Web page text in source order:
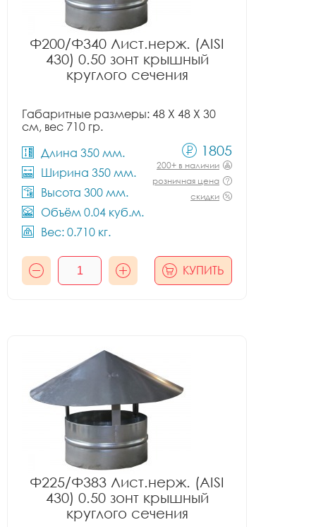
Ф200/Ф340 Лист.нерж. (AISI
430) 0.50 зонт крышный
круглого сечения
Габаритные размеры: 48 X 48 X 30
см, вес 710 гр.
Длина 350 мм.
Ширина 350 мм.
Высота 300 мм.
Объём 0.04 куб.м.
Вес: 0.710 кг.
1805
200+ в наличии
розничная цена
скидки
КУПИТЬ
Ф225/Ф383 Лист.нерж. (AISI
430) 0.50 зонт крышный
круглого сечения